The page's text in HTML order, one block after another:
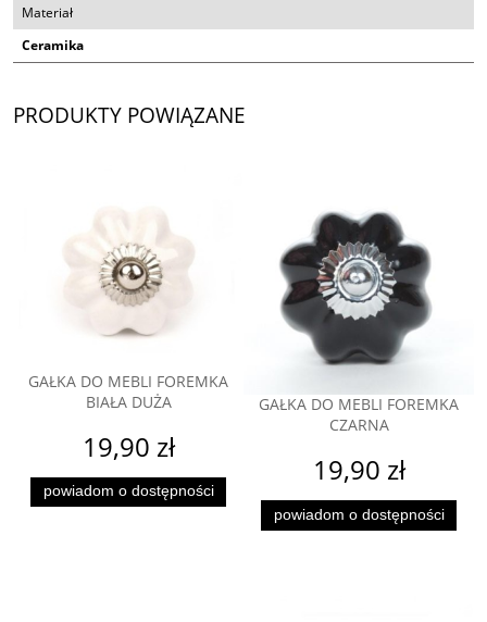
Materiał
Ceramika
PRODUKTY POWIĄZANE
GAŁKA DO MEBLI FOREMKA
BIAŁA DUŻA
19,90 zł
powiadom o dostępności
GAŁKA DO MEBLI FOREMKA
CZARNA
19,90 zł
powiadom o dostępności